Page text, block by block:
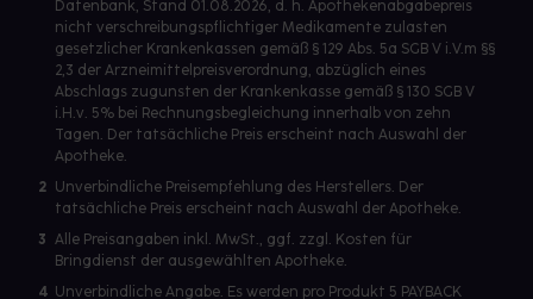
Datenbank, Stand 01.08.2026, d. h. Apothekenabgabepreis
nicht verschreibungspflichtiger Medikamente zulasten
gesetzlicher Krankenkassen gemäß § 129 Abs. 5a SGB V i.V.m §§
2,3 der Arzneimittelpreisverordnung, abzüglich eines
Abschlags zugunsten der Krankenkasse gemäß § 130 SGB V
i.H.v. 5% bei Rechnungsbegleichung innerhalb von zehn
Tagen. Der tatsächliche Preis erscheint nach Auswahl der
Apotheke.
2 Unverbindliche Preisempfehlung des Herstellers. Der
tatsächliche Preis erscheint nach Auswahl der Apotheke.
3 Alle Preisangaben inkl. MwSt., ggf. zzgl. Kosten für
Bringdienst der ausgewählten Apotheke.
4 Unverbindliche Angabe. Es werden pro Produkt 5 PAYBACK